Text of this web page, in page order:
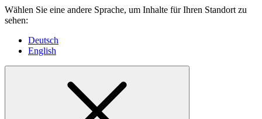
Wählen Sie eine andere Sprache, um Inhalte für Ihren Standort zu
sehen:
Deutsch
English